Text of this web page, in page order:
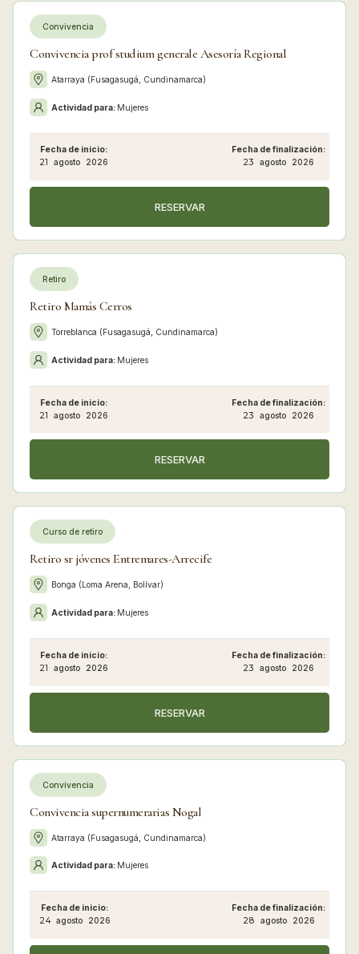
Convivencia
Convivencia prof studium generale Asesoría Regional
Atarraya (Fusagasugá, Cundinamarca)
Actividad para: Mujeres
Fecha de inicio:
21 agosto 2026
Fecha de finalización:
23 agosto 2026
RESERVAR
Retiro
Retiro Mamás Cerros
Torreblanca (Fusagasugá, Cundinamarca)
Actividad para: Mujeres
Fecha de inicio:
21 agosto 2026
Fecha de finalización:
23 agosto 2026
RESERVAR
Curso de retiro
Retiro sr jóvenes Entremares-Arrecife
Bonga (Loma Arena, Bolívar)
Actividad para: Mujeres
Fecha de inicio:
21 agosto 2026
Fecha de finalización:
23 agosto 2026
RESERVAR
Convivencia
Convivencia supernumerarias Nogal
Atarraya (Fusagasugá, Cundinamarca)
Actividad para: Mujeres
Fecha de inicio:
24 agosto 2026
Fecha de finalización:
28 agosto 2026